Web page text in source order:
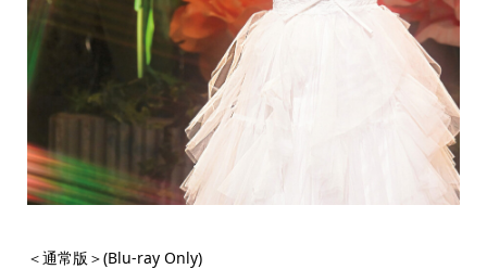
＜通常版＞(Blu-ray Only)